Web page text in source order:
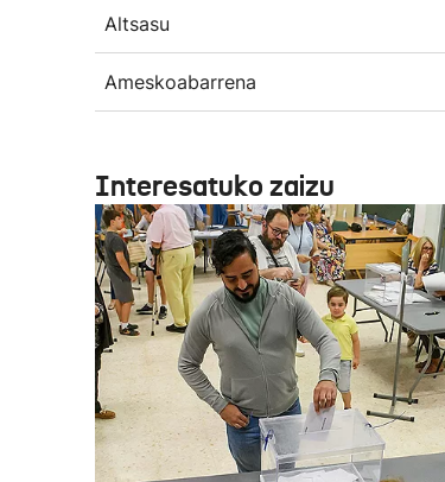
Altsasu
Ameskoabarrena
Interesatuko zaizu